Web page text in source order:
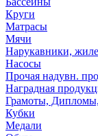
Круги
Матрасы
Мячи
Нарукавники,
Насосы
Прочая надувн.
Наградная
Грамоты,
Кубки
Медали